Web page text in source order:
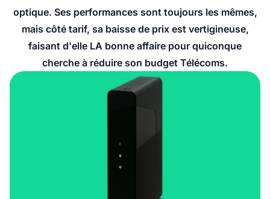
optique. Ses performances sont toujours les mêmes,
mais côté tarif, sa baisse de prix est vertigineuse,
faisant d'elle LA bonne affaire pour quiconque
cherche à réduire son budget Télécoms.